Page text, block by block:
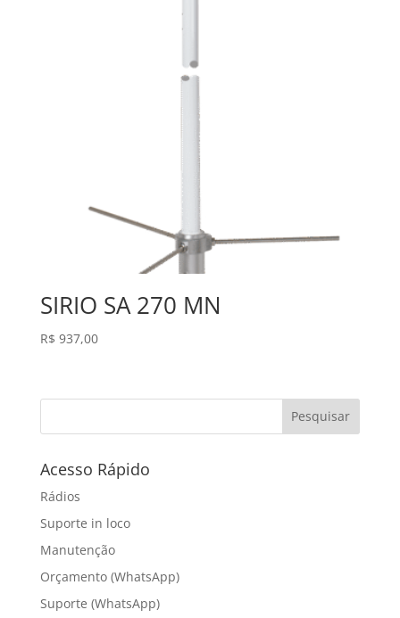
SIRIO SA 270 MN
R$ 937,00
Pesquisar
Acesso Rápido
Rádios
Suporte in loco
Manutenção
Orçamento (WhatsApp)
Suporte (WhatsApp)